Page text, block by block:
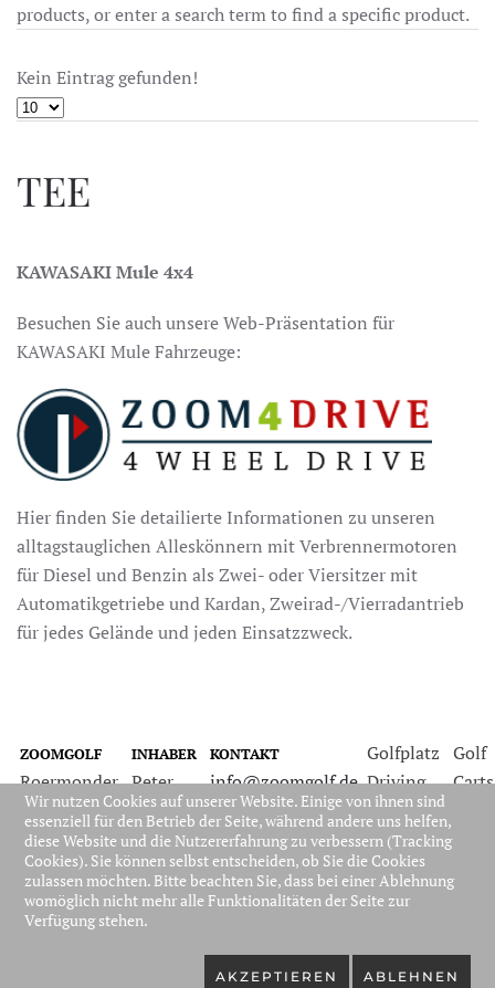
products, or enter a search term to find a specific product.
Kein Eintrag gefunden!
TEE
KAWASAKI Mule 4x4
Besuchen Sie auch unsere Web-Präsentation für
KAWASAKI Mule Fahrzeuge:
Hier finden Sie detailierte Informationen zu unseren
alltagstauglichen Alleskönnern mit Verbrennermotoren
für Diesel und Benzin als Zwei- oder Viersitzer mit
Automatikgetriebe und Kardan, Zweirad-/Vierradantrieb
für jedes Gelände und jeden Einsatzzweck.
ZOOMGOLF
Roermonder
Bahn 25
41844
Wegberg
INHABER
Peter
Barbian
Tel.: +49
(0)2436-
3827664
KONTAKT
info@zoomgolf.de
www.zoomgolf.de
Golfplatz
Driving
Range
Range
Golf
Carts
Datenschutzerklärung|Liefer- und
Zahlungsbedingungen|AGB|IMPRESSUM|KONTAKT
Wir nutzen Cookies auf unserer Website. Einige von ihnen sind
essenziell für den Betrieb der Seite, während andere uns helfen,
diese Website und die Nutzererfahrung zu verbessern (Tracking
Cookies). Sie können selbst entscheiden, ob Sie die Cookies
zulassen möchten. Bitte beachten Sie, dass bei einer Ablehnung
womöglich nicht mehr alle Funktionalitäten der Seite zur
Verfügung stehen.
AKZEPTIEREN ABLEHNEN